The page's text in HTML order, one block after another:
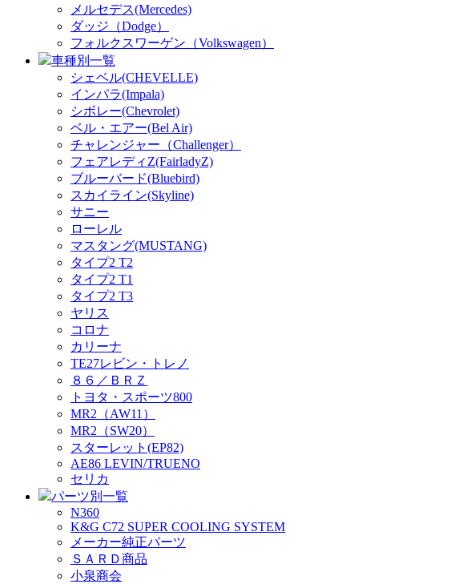
メルセデス(Mercedes)
ダッジ（Dodge）
フォルクスワーゲン（Volkswagen）
車種別一覧
シェベル(CHEVELLE)
インパラ(Impala)
シボレー(Chevrolet)
ベル・エアー(Bel Air)
チャレンジャー（Challenger）
フェアレディZ(FairladyZ)
ブルーバード(Bluebird)
スカイライン(Skyline)
サニー
ローレル
マスタング(MUSTANG)
タイプ2 T2
タイプ2 T1
タイプ2 T3
ヤリス
コロナ
カリーナ
TE27レビン・トレノ
８６／ＢＲＺ
トヨタ・スポーツ800
MR2（AW11）
MR2（SW20）
スターレット(EP82)
AE86 LEVIN/TRUENO
セリカ
パーツ別一覧
N360
K&G C72 SUPER COOLING SYSTEM
メーカー純正パーツ
ＳＡＲＤ商品
小泉商会